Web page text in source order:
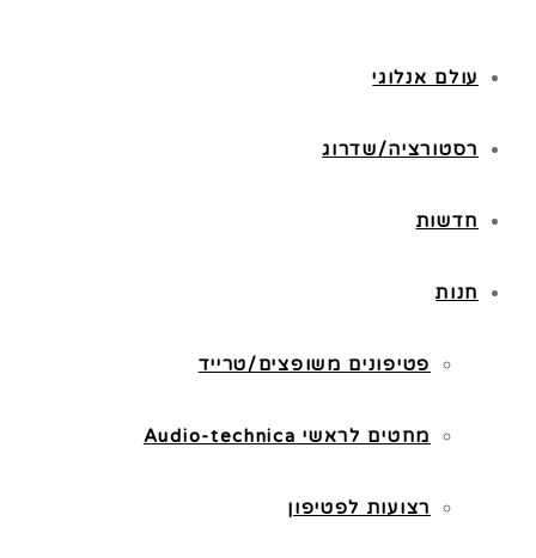
עולם אנלוגי
רסטורציה/שדרוג
חדשות
חנות
פטיפונים משופצים/טרייד
מחטים לראשי Audio-technica
רצועות לפטיפון